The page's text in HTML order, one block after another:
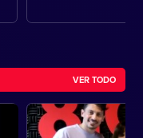
VER TODO